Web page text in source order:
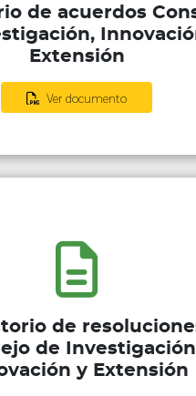
de acuerdos
Extensión
Ver documento
de
de
y Extensión